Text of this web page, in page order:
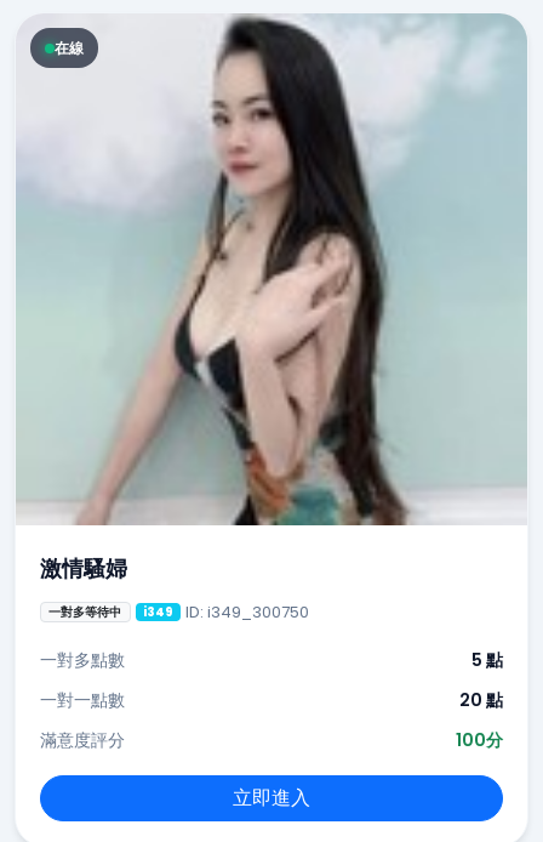
在線
激情騷婦
一對多等待中 i349 ID: i349_300750
一對多點數
5 點
一對一點數
20 點
滿意度評分
100分
立即進入